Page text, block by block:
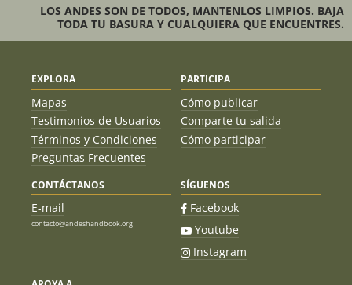
LOS ANDES SON DE TODOS, MANTENLOS LIMPIOS. BAJA
TODA TU BASURA Y CUALQUIERA QUE ENCUENTRES.
EXPLORA
Mapas
Testimonios de Usuarios
Términos y Condiciones
Preguntas Frecuentes
PARTICIPA
Cómo publicar
Comparte tu salida
Cómo participar
CONTÁCTANOS
E-mail
contacto@andeshandbook.org
SÍGUENOS
Facebook
Youtube
Instagram